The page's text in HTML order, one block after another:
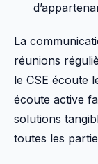
La
réunions
le CSE écoute
écoute active
solutions
toutes les